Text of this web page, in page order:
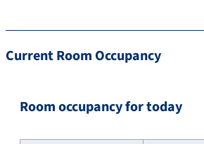
Current Room Occupancy
Room occupancy for today